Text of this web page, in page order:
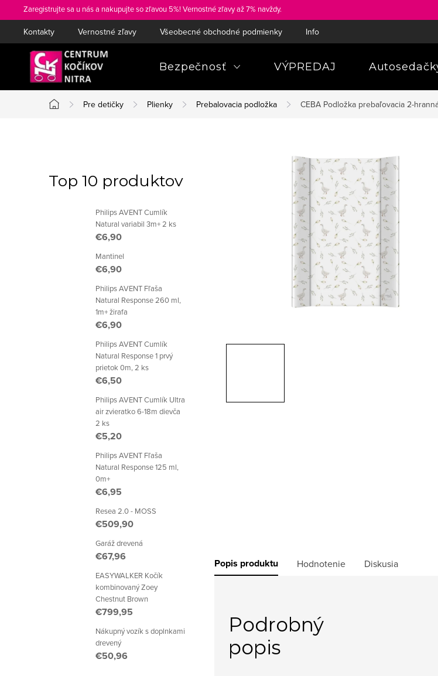
na
Zaregistrujte sa u nás a nakupujte so zľavou 5%! Vernostné zľavy až 7% navždy.
Kontakty Vernostné zľavy Všeobecné obchodné podmienky Informácie a poučenia pre
Bezpečnosť VÝPREDAJ
Domov
Pre detičky Plienky Prebalovacia podložka CEBA Podložka prebaľovacia 2-
o
Top 10 produktov
Philips AVENT Cumlík
Natural variabil 3m+ 2 ks
€6,90
Mantinel
€6,90
Philips AVENT Fľaša
Natural Response 260 ml,
1m+ žirafa
€6,90
Philips AVENT Cumlík
Natural Response 1 prvý
prietok 0m, 2 ks
€6,50
Philips AVENT Cumlík Ultra
air zvieratko 6-18m dievča
2 ks
€5,20
Philips AVENT Fľaša
Natural Response 125 ml,
0m+
€6,95
Resea 2.0 - MOSS
€509,90
Garáž drevená
€67,96
EASYWALKER Kočík
kombinovaný Zoey
Chestnut Brown
€799,95
Nákupný vozík s doplnkami
drevený
€50,96
Popis produktu Hodnotenie Diskusia
Podrobný
popis